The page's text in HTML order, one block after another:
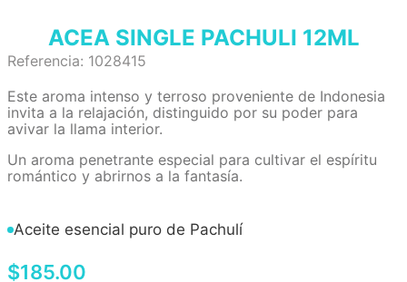
ACEA SINGLE PACHULI 12ML
Referencia: 1028415
Este aroma intenso y terroso proveniente de Indonesia
invita a la relajación, distinguido por su poder para
avivar la llama interior.
Un aroma penetrante especial para cultivar el espíritu
romántico y abrirnos a la fantasía.
Aceite esencial puro de Pachulí
$185.00